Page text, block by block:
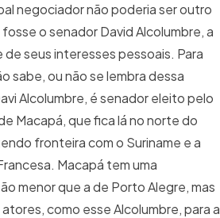
negociador não poderia ser outro
o senador David Alcolumbre, a
de seus interesses pessoais. Para
sabe, ou não se lembra dessa
Alcolumbre, é senador eleito pelo
Macapá, que fica lá no norte do
fronteira com o Suriname e a
Macapá tem uma
menor que a de Porto Alegre, mas
como esse Alcolumbre, para a